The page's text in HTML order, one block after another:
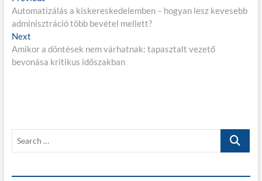
e
j
e
é
s
r
e
i
o
:
Automatizálás a kiskereskedelemben – hogyan lesz kevesebb
adminisztráció több bevétel mellett?
Next
e
x
:
Amikor a döntések nem várhatnak: tapasztalt vezető
bevonása kritikus időszakban
r